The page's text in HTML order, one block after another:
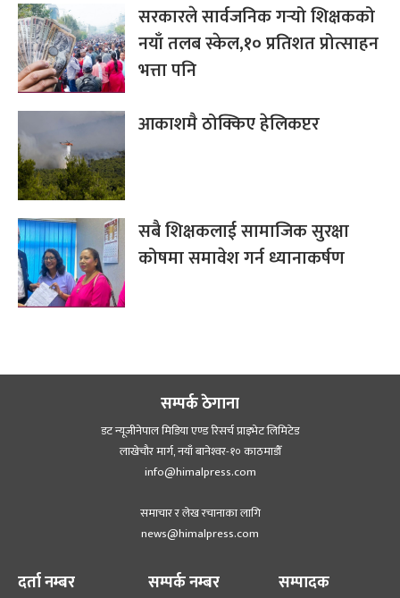
सरकारले सार्वजनिक गर्‍यो शिक्षकको
नयाँ तलब स्केल,१० प्रतिशत प्रोत्साहन
भत्ता पनि
आकाशमै ठोक्किए हेलिकप्टर
सबै शिक्षकलाई सामाजिक सुरक्षा
कोषमा समावेश गर्न ध्यानाकर्षण
सम्पर्क ठेगाना
डट न्यूजीनेपाल मिडिया एण्ड रिसर्च प्राइभेट लिमिटेड
लाखेचौर मार्ग, नयाँ बानेश्‍वर-१० काठमाडौँ
info@himalpress.com
समाचार र लेख रचानाका लागि
news@himalpress.com
दर्ता नम्बर सम्पर्क नम्बर सम्पादक